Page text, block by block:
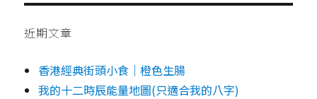
近期文章
香港經典街頭小食｜橙色生腸
我的十二時辰能量地圖(只適合我的八字)